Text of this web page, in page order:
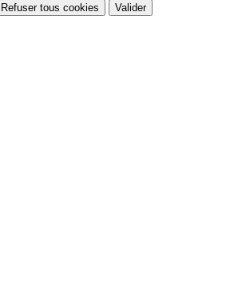
Refuser tous cookies Valider